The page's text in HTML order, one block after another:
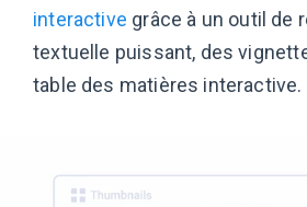
interactive grâce à un outil de
textuelle puissant, des
table des matières interactive.